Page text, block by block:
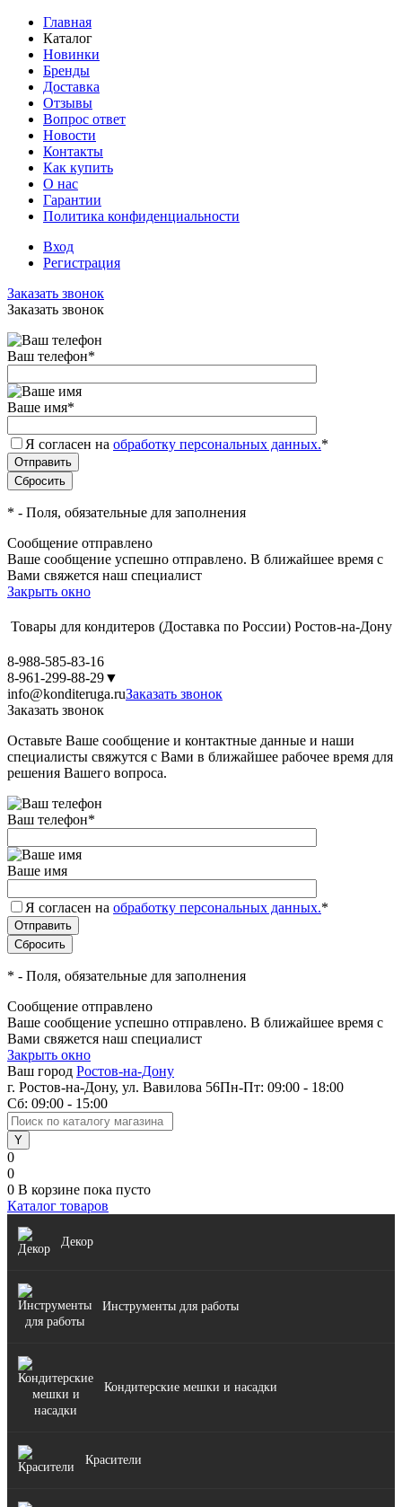
Главная
Каталог
Новинки
Бренды
Доставка
Отзывы
Вопрос ответ
Новости
Контакты
Как купить
О нас
Гарантии
Политика конфиденциальности
Вход
Регистрация
Заказать звонок
Заказать звонок
Ваш телефон*
Ваше имя*
Я согласен на обработку персональных данных.*
* - Поля, обязательные для заполнения
Сообщение отправлено
Ваше сообщение успешно отправлено. В ближайшее время с
Вами свяжется наш специалист
Закрыть окно
Товары для кондитеров (Доставка по России) Ростов-на-Дону
8-988-585-83-16
8-961-299-88-29▼
info@konditeruga.ruЗаказать звонок
Заказать звонок
Оставьте Ваше сообщение и контактные данные и наши
специалисты свяжутся с Вами в ближайшее рабочее время для
решения Вашего вопроса.
Ваш телефон*
Ваше имя
Я согласен на обработку персональных данных.*
* - Поля, обязательные для заполнения
Сообщение отправлено
Ваше сообщение успешно отправлено. В ближайшее время с
Вами свяжется наш специалист
Закрыть окно
Ваш город Ростов-на-Дону
г. Ростов-на-Дону, ул. Вавилова 56Пн-Пт: 09:00 - 18:00
Сб: 09:00 - 15:00
0
0
0 В корзине пока пусто
Каталог товаров
Декор
Инструменты для работы
Кондитерские мешки и насадки
Красители